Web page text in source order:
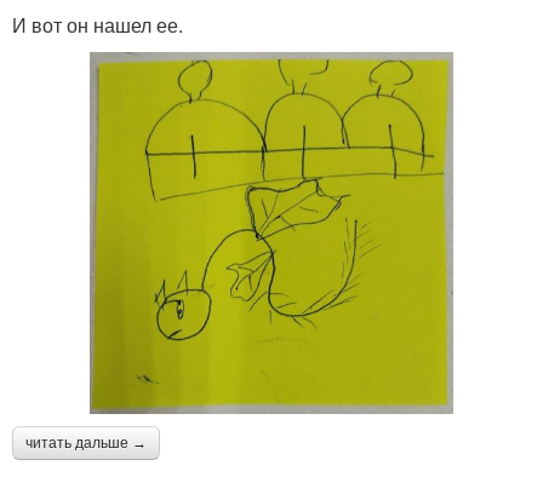
И вот он нашел ее.
читать дальше →